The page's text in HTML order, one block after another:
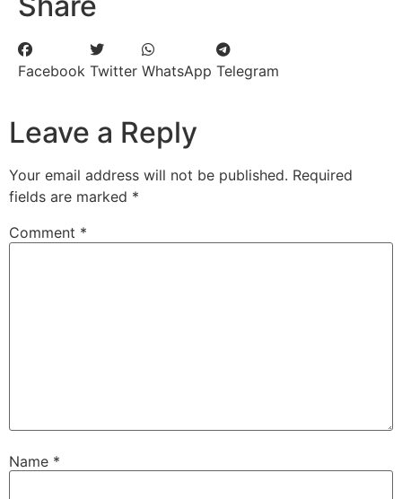
Facebook Twitter WhatsApp Telegram
Leave a Reply
Your email address will not be published. Required
fields are marked *
Comment *
Name *